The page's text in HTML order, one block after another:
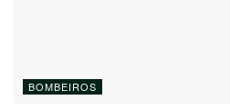
BOMBEIROS